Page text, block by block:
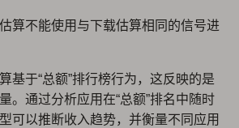
算不能使用与下载估算相同的信号进
基于“总额”排行榜行为，这反映的是
。通过分析应用在“总额”排名中随时
可以推断收入趋势，并衡量不同应用